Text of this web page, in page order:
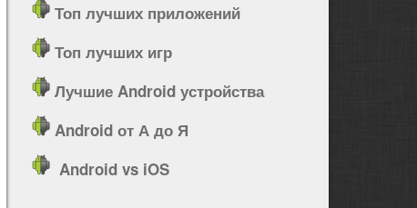
Топ лучших приложений
Топ лучших игр
Лучшие Android устройства
Android от А до Я
Android vs iOS